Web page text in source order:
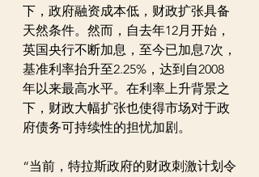
下，政府融资成本低，财政扩张具备
天然条件。然而，自去年12月开始，
英国央行不断加息，至今已加息7次，
基准利率抬升至2.25%，达到自2008
年以来最高水平。在利率上升背景之
下，财政大幅扩张也使得市场对于政
府债务可持续性的担忧加剧。
“当前，特拉斯政府的财政刺激计划令